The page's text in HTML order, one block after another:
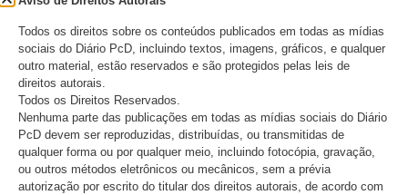
Nome*
E-mail *
Todos os direitos sobre os conteúdos publicados em todas as mídias
sociais do Diário PcD, incluindo textos, imagens, gráficos, e qualquer
outro material, estão reservados e são protegidos pelas leis de
direitos autorais.
Todos os Direitos Reservados.
Nenhuma parte das publicações em todas as mídias sociais do Diário
PcD devem ser reproduzidas, distribuídas, ou transmitidas de
qualquer forma ou por qualquer meio, incluindo fotocópia, gravação,
ou outros métodos eletrônicos ou mecânicos, sem a prévia
autorização por escrito do titular dos direitos autorais, de acordo com